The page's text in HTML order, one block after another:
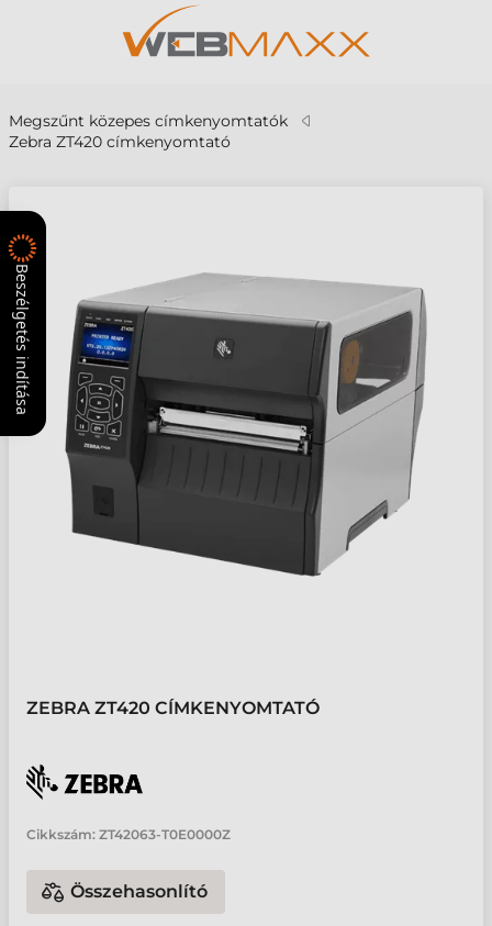
Megszűnt közepes címkenyomtatók
Zebra ZT420 címkenyomtató
ZEBRA ZT420 CÍMKENYOMTATÓ
Cikkszám: ZT42063-T0E0000Z
Összehasonlító
Beszélgetés indítása